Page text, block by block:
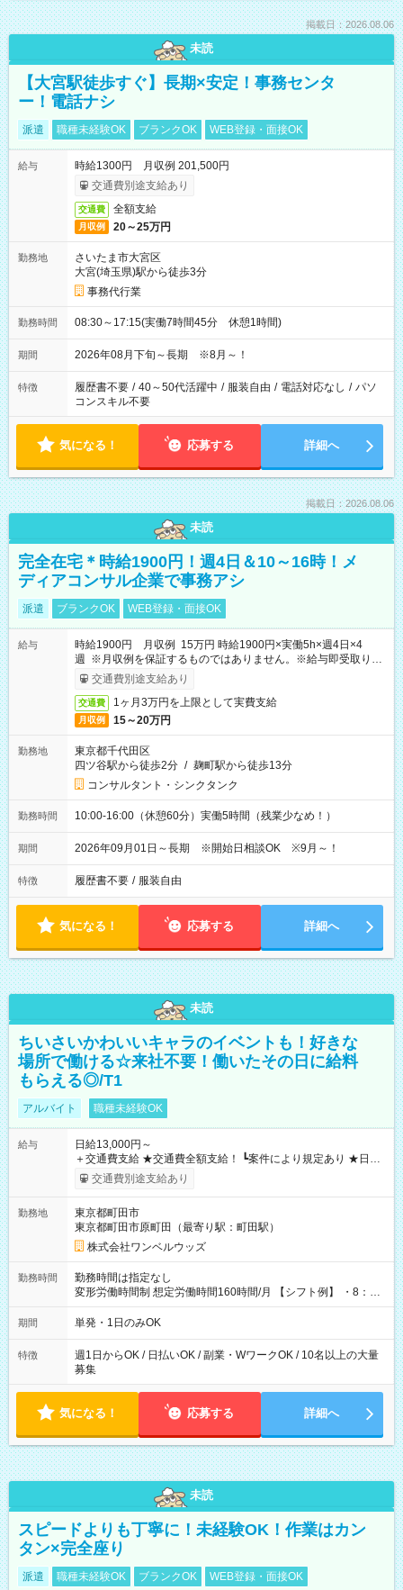
掲載日：2026.08.06
未読
【大宮駅徒歩すぐ】長期×安定！事務センタ
ー！電話ナシ
派遣 職種未経験OK ブランクOK WEB登録・面接OK
給与
時給1300円 月収例 201,500円
交通費別途支給あり
交通費 全額支給
月収例 20～25万円
勤務地
さいたま市大宮区
大宮(埼玉県)駅から徒歩3分
事務代行業
勤務時間 08:30～17:15(実働7時間45分 休憩1時間)
期間 2026年08月下旬～長期 ※8月～！
特徴 履歴書不要 / 40～50代活躍中 / 服装自由 / 電話対応なし / パソ
コンスキル不要
気になる！ 応募する 詳細へ
掲載日：2026.08.06
未読
完全在宅＊時給1900円！週4日＆10～16時！メ
ディアコンサル企業で事務アシ
派遣 ブランクOK WEB登録・面接OK
給与
時給1900円 月収例 15万円 時給1900円×実働5h×週4日×4
週 ※月収例を保証するものではありません。※給与即受取りサ
ービス利用可（利用条件有）
交通費別途支給あり
交通費 1ヶ月3万円を上限として実費支給
月収例 15～20万円
勤務地
東京都千代田区
四ツ谷駅から徒歩2分 / 麹町駅から徒歩13分
コンサルタント・シンクタンク
勤務時間 10:00-16:00（休憩60分）実働5時間（残業少なめ！）
期間 2026年09月01日～長期 ※開始日相談OK ※9月～！
特徴 履歴書不要 / 服装自由
気になる！ 応募する 詳細へ
未読
ちいさいかわいいキャラのイベントも！好きな
場所で働ける☆来社不要！働いたその日に給料
もらえる◎/T1
アルバイト 職種未経験OK
給与
日給13,000円～
＋交通費支給 ★交通費全額支給！ ┗案件により規定あり ★日払
いOK！（規定あり） ┗働いたその日に現金GET♪ お仕事後はコ
ンビニATMから 日払い分を引き落とせます！ 【試用期間】試
交通費別途支給あり
勤務地
東京都町田市
東京都町田市原町田（最寄り駅：町田駅）
株式会社ワンベルウッズ
勤務時間
勤務時間は指定なし
変形労働時間制 想定労働時間160時間/月 【シフト例】 ・8：00
～21：00
期間 単発・1日のみOK
特徴
週1日からOK / 日払いOK / 副業・WワークOK / 10名以上の大量
募集
気になる！ 応募する 詳細へ
未読
スピードよりも丁寧に！未経験OK！作業はカン
タン×完全座り
派遣 職種未経験OK ブランクOK WEB登録・面接OK